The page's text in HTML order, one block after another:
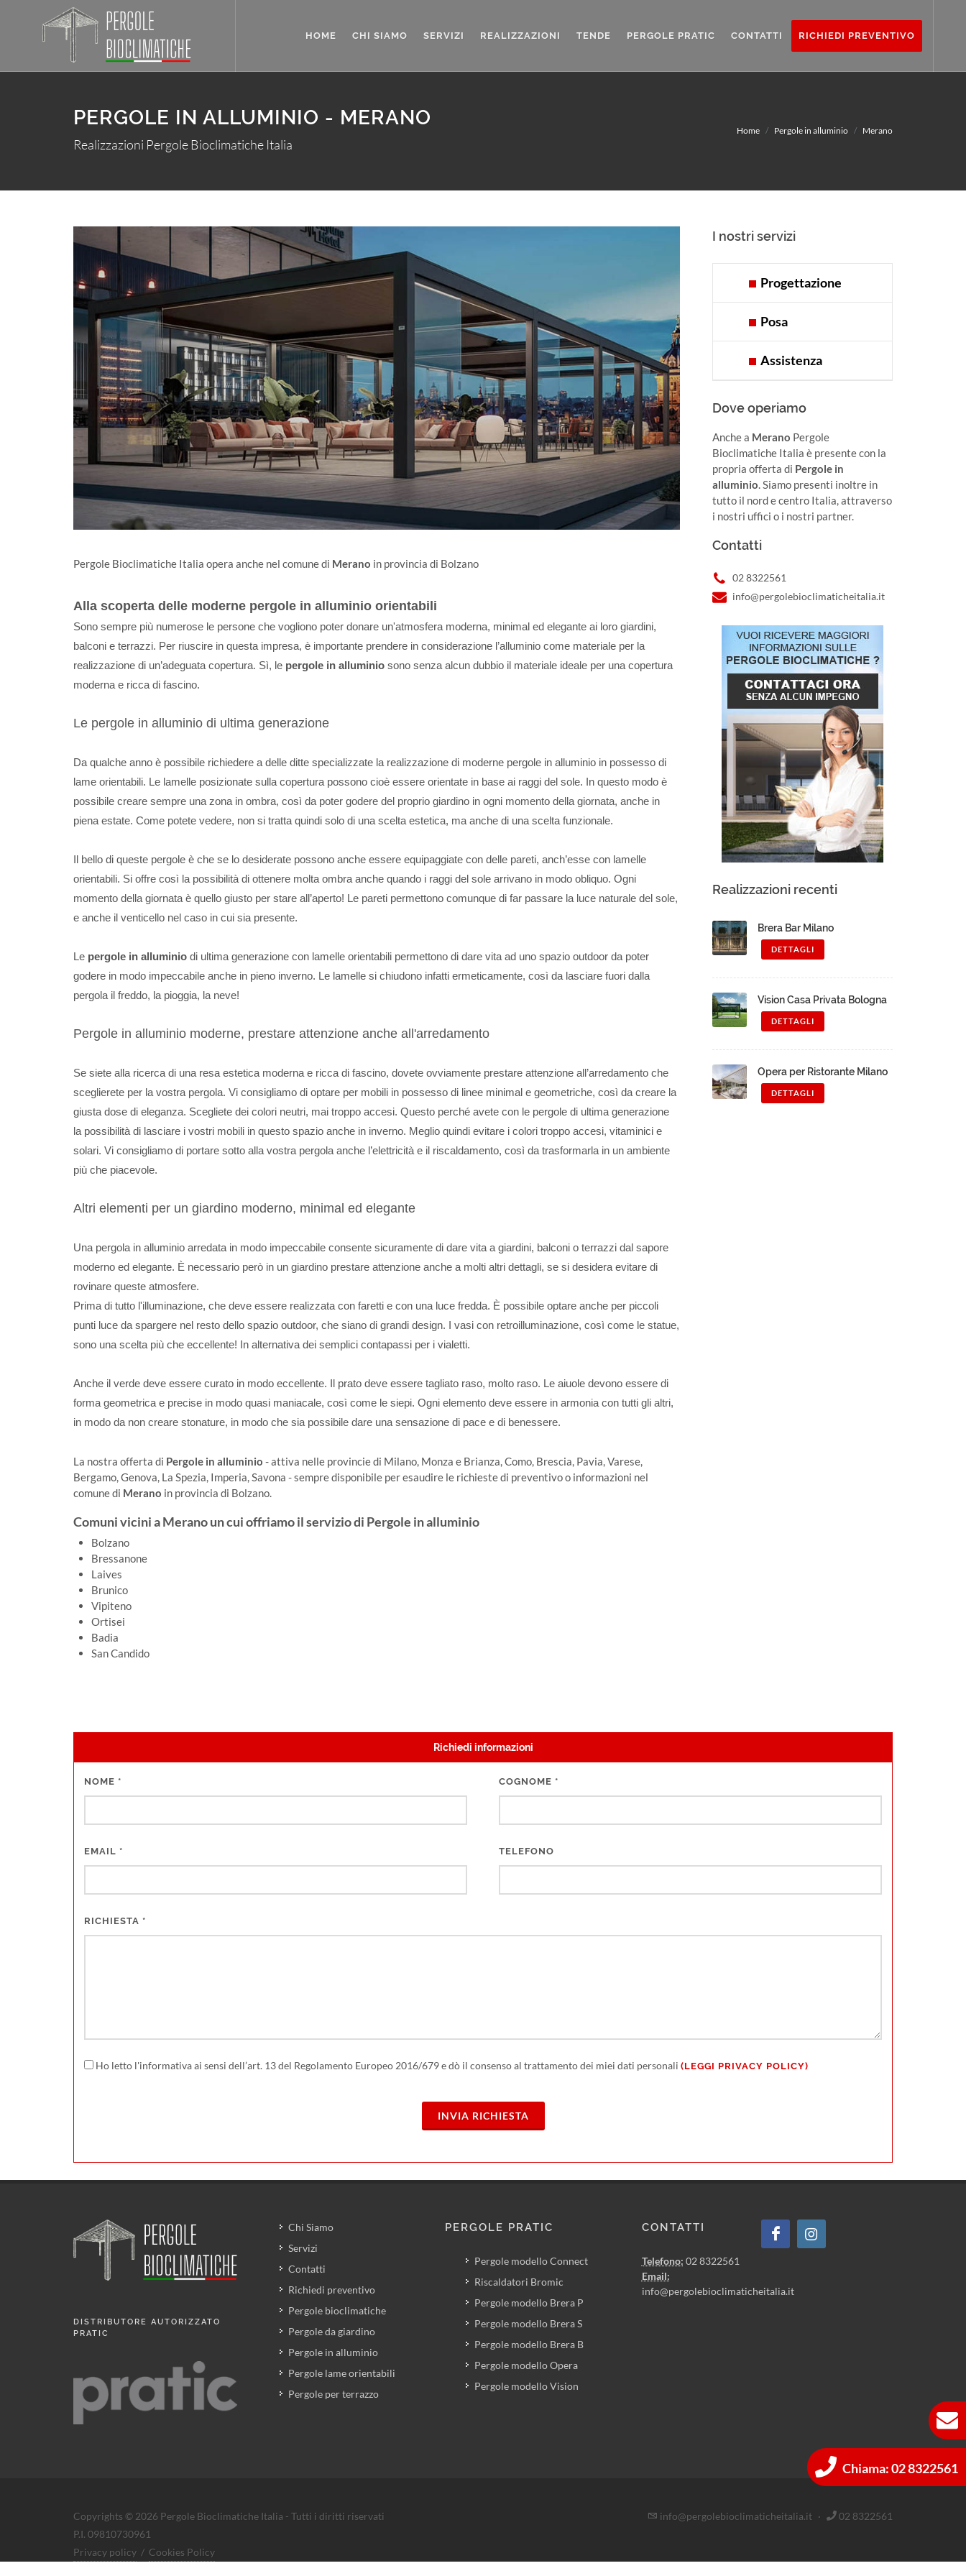
HOME CHI SIAMO SERVIZI REALIZZAZIONI TENDE PERGOLE PRATIC CONTATTI RICHIEDI PREVENTIVO
PERGOLE IN ALLUMINIO - MERANO
Realizzazioni Pergole Bioclimatiche Italia
Home Pergole in alluminio Merano
Pergole Bioclimatiche Italia opera anche nel comune di Merano in provincia di Bolzano
Alla scoperta delle moderne pergole in alluminio orientabili
Sono sempre più numerose le persone che vogliono poter donare un'atmosfera moderna, minimal ed elegante ai loro giardini,
balconi e terrazzi. Per riuscire in questa impresa, è importante prendere in considerazione l’alluminio come materiale per la
realizzazione di un’adeguata copertura. Sì, le pergole in alluminio sono senza alcun dubbio il materiale ideale per una copertura
moderna e ricca di fascino.
Le pergole in alluminio di ultima generazione
Da qualche anno è possibile richiedere a delle ditte specializzate la realizzazione di moderne pergole in alluminio in possesso di
lame orientabili. Le lamelle posizionate sulla copertura possono cioè essere orientate in base ai raggi del sole. In questo modo è
possibile creare sempre una zona in ombra, così da poter godere del proprio giardino in ogni momento della giornata, anche in
piena estate. Come potete vedere, non si tratta quindi solo di una scelta estetica, ma anche di una scelta funzionale.
Il bello di queste pergole è che se lo desiderate possono anche essere equipaggiate con delle pareti, anch’esse con lamelle
orientabili. Si offre così la possibilità di ottenere molta ombra anche quando i raggi del sole arrivano in modo obliquo. Ogni
momento della giornata è quello giusto per stare all’aperto! Le pareti permettono comunque di far passare la luce naturale del sole,
e anche il venticello nel caso in cui sia presente.
Le pergole in alluminio di ultima generazione con lamelle orientabili permettono di dare vita ad uno spazio outdoor da poter
godere in modo impeccabile anche in pieno inverno. Le lamelle si chiudono infatti ermeticamente, così da lasciare fuori dalla
pergola il freddo, la pioggia, la neve!
Pergole in alluminio moderne, prestare attenzione anche all'arredamento
Se siete alla ricerca di una resa estetica moderna e ricca di fascino, dovete ovviamente prestare attenzione all’arredamento che
sceglierete per la vostra pergola. Vi consigliamo di optare per mobili in possesso di linee minimal e geometriche, così da creare la
giusta dose di eleganza. Scegliete dei colori neutri, mai troppo accesi. Questo perché avete con le pergole di ultima generazione
la possibilità di lasciare i vostri mobili in questo spazio anche in inverno. Meglio quindi evitare i colori troppo accesi, vitaminici e
solari. Vi consigliamo di portare sotto alla vostra pergola anche l’elettricità e il riscaldamento, così da trasformarla in un ambiente
più che piacevole.
Altri elementi per un giardino moderno, minimal ed elegante
Una pergola in alluminio arredata in modo impeccabile consente sicuramente di dare vita a giardini, balconi o terrazzi dal sapore
moderno ed elegante. È necessario però in un giardino prestare attenzione anche a molti altri dettagli, se si desidera evitare di
rovinare queste atmosfere.
Prima di tutto l'illuminazione, che deve essere realizzata con faretti e con una luce fredda. È possibile optare anche per piccoli
punti luce da spargere nel resto dello spazio outdoor, che siano di grandi design. I vasi con retroilluminazione, così come le statue,
sono una scelta più che eccellente! In alternativa dei semplici contapassi per i vialetti.
Anche il verde deve essere curato in modo eccellente. Il prato deve essere tagliato raso, molto raso. Le aiuole devono essere di
forma geometrica e precise in modo quasi maniacale, così come le siepi. Ogni elemento deve essere in armonia con tutti gli altri,
in modo da non creare stonature, in modo che sia possibile dare una sensazione di pace e di benessere.
La nostra offerta di Pergole in alluminio - attiva nelle provincie di Milano, Monza e Brianza, Como, Brescia, Pavia, Varese,
Bergamo, Genova, La Spezia, Imperia, Savona - sempre disponibile per esaudire le richieste di preventivo o informazioni nel
comune di Merano in provincia di Bolzano.
Comuni vicini a Merano un cui offriamo il servizio di Pergole in alluminio
Bolzano
Bressanone
Laives
Brunico
Vipiteno
Ortisei
Badia
San Candido
I nostri servizi
Progettazione
Posa
Assistenza
Dove operiamo
Anche a Merano Pergole
Bioclimatiche Italia è presente con la
propria offerta di Pergole in
alluminio. Siamo presenti inoltre in
tutto il nord e centro Italia, attraverso
i nostri uffici o i nostri partner.
Contatti
02 8322561
info@pergolebioclimaticheitalia.it
Realizzazioni recenti
Brera Bar Milano
DETTAGLI
Vision Casa Privata Bologna
DETTAGLI
Opera per Ristorante Milano
DETTAGLI
Richiedi informazioni
NOME * COGNOME *
EMAIL * TELEFONO
RICHIESTA *
Ho letto l'informativa ai sensi dell’art. 13 del Regolamento Europeo 2016/679 e dò il consenso al trattamento dei miei dati personali (LEGGI PRIVACY POLICY)
INVIA RICHIESTA
Chiama: 02 8322561
DISTRIBUTORE AUTORIZZATO
PRATIC
Chi Siamo
Servizi
Contatti
Richiedi preventivo
Pergole bioclimatiche
Pergole da giardino
Pergole in alluminio
Pergole lame orientabili
Pergole per terrazzo
PERGOLE PRATIC
Pergole modello Connect
Riscaldatori Bromic
Pergole modello Brera P
Pergole modello Brera S
Pergole modello Brera B
Pergole modello Opera
Pergole modello Vision
CONTATTI
Telefono: 02 8322561
Email:
info@pergolebioclimaticheitalia.it
Copyrights © 2026 Pergole Bioclimatiche Italia - Tutti i diritti riservati
P.I. 09810730961
Privacy policy / Cookies Policy
info@pergolebioclimaticheitalia.it · 02 8322561